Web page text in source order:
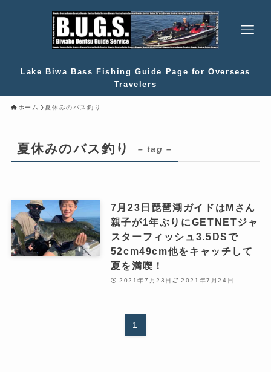
Lake Biwa Bass Fishing Guide Page for Overseas
Travelers
ホーム 夏休みのバス釣り
夏休みのバス釣り – tag –
7月23日琵琶湖ガイドはMさん
親子が1年ぶりにGETNETジャ
スターフィッシュ3.5DSで
52cm49cm他をキャッチして
夏を満喫！
2021年7月23日 2021年7月24日
1